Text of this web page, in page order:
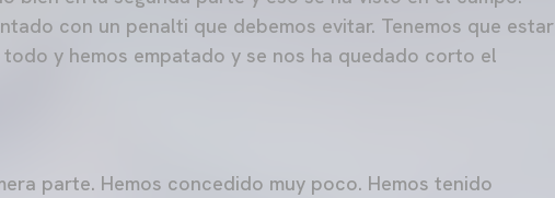
con un penalti que debemos evitar. Tenemos que estar
y hemos empatado y se nos ha quedado corto el
parte. Hemos concedido muy poco. Hemos tenido